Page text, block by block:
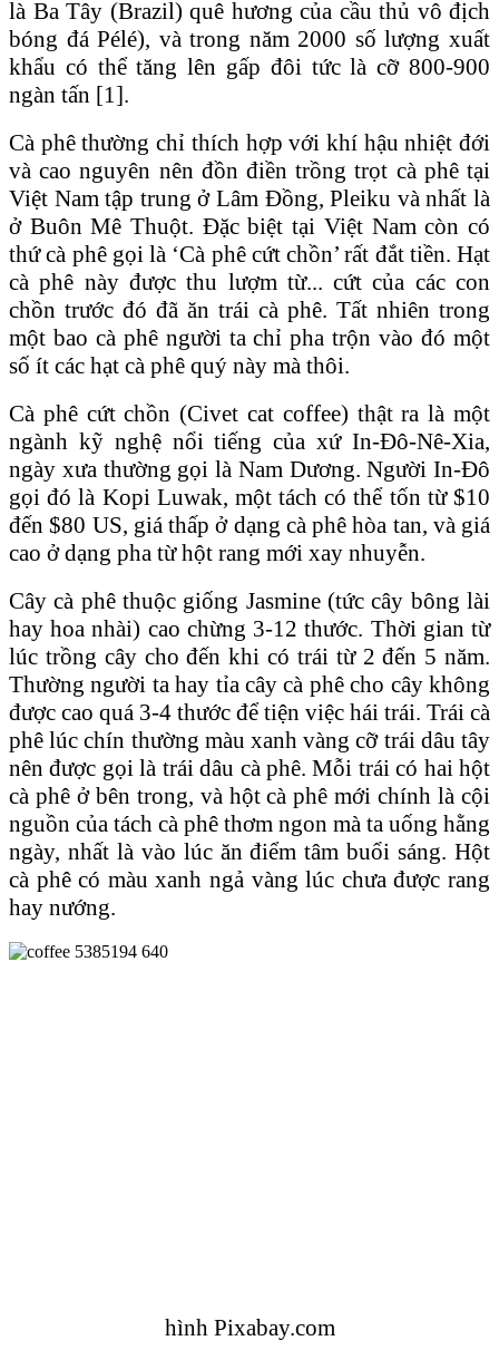
là Ba Tây (Brazil) quê hương của cầu thủ vô địch
bóng đá Pélé), và trong năm 2000 số lượng xuất
khẩu có thể tăng lên gấp đôi tức là cỡ 800-900
ngàn tấn [1].
Cà phê thường chỉ thích hợp với khí hậu nhiệt đới
và cao nguyên nên đồn điền trồng trọt cà phê tại
Việt Nam tập trung ở Lâm Ðồng, Pleiku và nhất là
ở Buôn Mê Thuột. Ðặc biệt tại Việt Nam còn có
thứ cà phê gọi là ‘Cà phê cứt chồn’ rất đắt tiền. Hạt
cà phê này được thu lượm từ... cứt của các con
chồn trước đó đã ăn trái cà phê. Tất nhiên trong
một bao cà phê người ta chỉ pha trộn vào đó một
số ít các hạt cà phê quý này mà thôi.
Cà phê cứt chồn (Civet cat coffee) thật ra là một
ngành kỹ nghệ nổi tiếng của xứ In-Đô-Nê-Xia,
ngày xưa thường gọi là Nam Dương. Người In-Đô
gọi đó là Kopi Luwak, một tách có thể tốn từ $10
đến $80 US, giá thấp ở dạng cà phê hòa tan, và giá
cao ở dạng pha từ hột rang mới xay nhuyễn.
Cây cà phê thuộc giống Jasmine (tức cây bông lài
hay hoa nhài) cao chừng 3-12 thước. Thời gian từ
lúc trồng cây cho đến khi có trái từ 2 đến 5 năm.
Thường người ta hay tỉa cây cà phê cho cây không
được cao quá 3-4 thước để tiện việc hái trái. Trái cà
phê lúc chín thường màu xanh vàng cỡ trái dâu tây
nên được gọi là trái dâu cà phê. Mỗi trái có hai hột
cà phê ở bên trong, và hột cà phê mới chính là cội
nguồn của tách cà phê thơm ngon mà ta uống hằng
ngày, nhất là vào lúc ăn điểm tâm buổi sáng. Hột
cà phê có màu xanh ngả vàng lúc chưa được rang
hay nướng.
hình Pixabay.com